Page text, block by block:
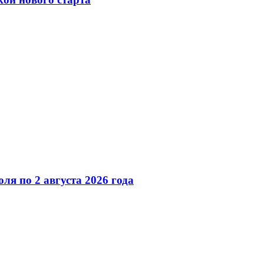
по 2 августа 2026 года